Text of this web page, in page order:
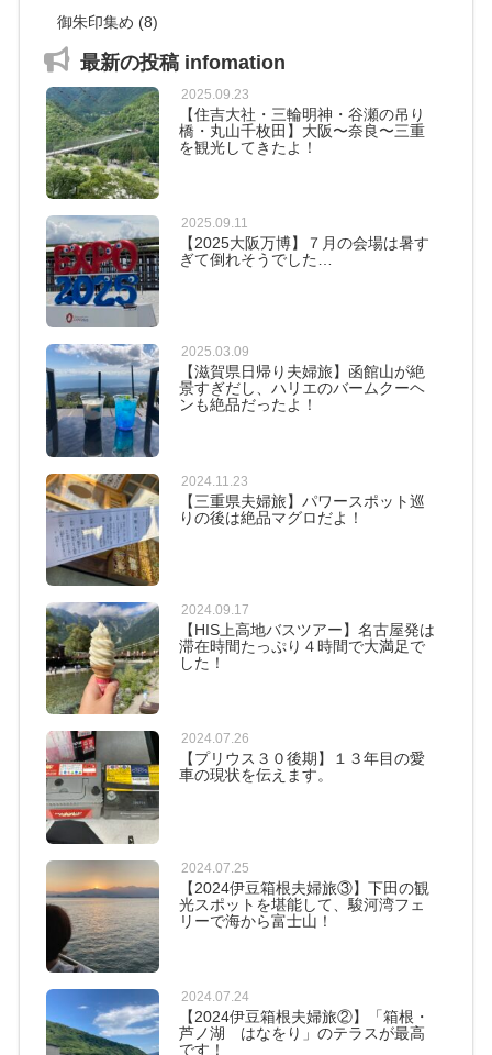
御朱印集め (8)
最新の投稿 infomation
2025.09.23
【住吉大社・三輪明神・谷瀬の吊り
橋・丸山千枚田】大阪〜奈良〜三重
を観光してきたよ！
2025.09.11
【2025大阪万博】７月の会場は暑す
ぎて倒れそうでした…
2025.03.09
【滋賀県日帰り夫婦旅】函館山が絶
景すぎだし、ハリエのバームクーヘ
ンも絶品だったよ！
2024.11.23
【三重県夫婦旅】パワースポット巡
りの後は絶品マグロだよ！
2024.09.17
【HIS上高地バスツアー】名古屋発は
滞在時間たっぷり４時間で大満足で
した！
2024.07.26
【プリウス３０後期】１３年目の愛
車の現状を伝えます。
2024.07.25
【2024伊豆箱根夫婦旅③】下田の観
光スポットを堪能して、駿河湾フェ
リーで海から富士山！
2024.07.24
【2024伊豆箱根夫婦旅②】「箱根・
芦ノ湖 はなをり」のテラスが最高
です！